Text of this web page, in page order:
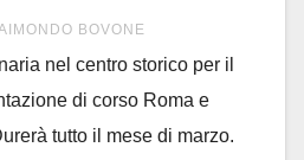
e aprile
BOVONE
nel centro storico per il
di corso Roma e
tutto il mese di marzo.